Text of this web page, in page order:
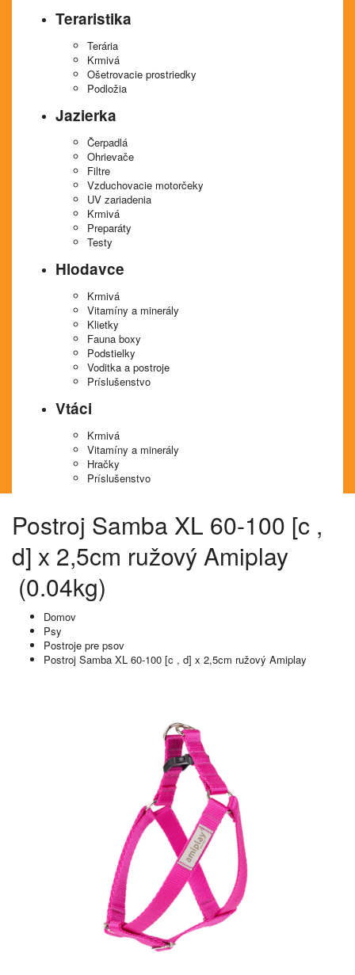
Teraristika
Terária
Krmivá
Ošetrovacie prostriedky
Podložia
Jazierka
Čerpadlá
Ohrievače
Filtre
Vzduchovacie motorčeky
UV zariadenia
Krmivá
Preparáty
Testy
Hlodavce
Krmivá
Vitamíny a minerály
Klietky
Fauna boxy
Podstielky
Voditka a postroje
Príslušenstvo
Vtáci
Krmivá
Vitamíny a minerály
Hračky
Príslušenstvo
Postroj Samba XL 60-100 [c ,
d] x 2,5cm ružový Amiplay
(0.04kg)
Domov
Psy
Postroje pre psov
Postroj Samba XL 60-100 [c , d] x 2,5cm ružový Amiplay